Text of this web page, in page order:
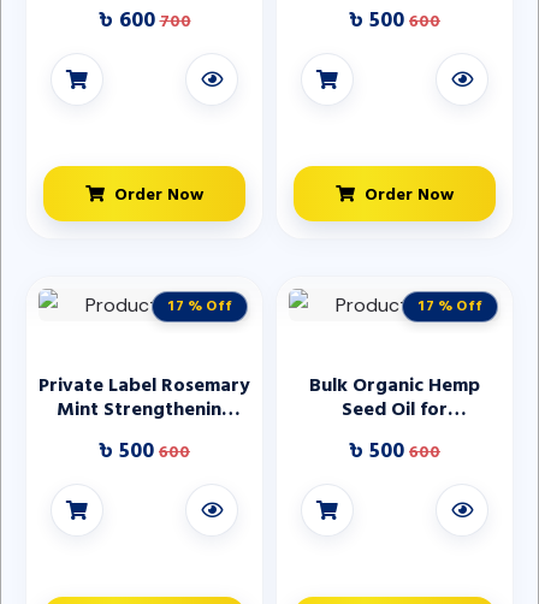
Green Tea Organic
Solid Purifying
Turmeric Vegan Clay
Mask Stick
৳ 600700
Order Now
Lightening and
Cooking, High-Quality
৳ 500600
Order Now
17 % Off
Private Label Rosemary
Mint Strengthening
Conditioner Set
Provide Nourishment
Smoothness Rosemary
৳ 500600
17 % Off
Bulk Organic Hemp
Seed Oil for
৳ 500600